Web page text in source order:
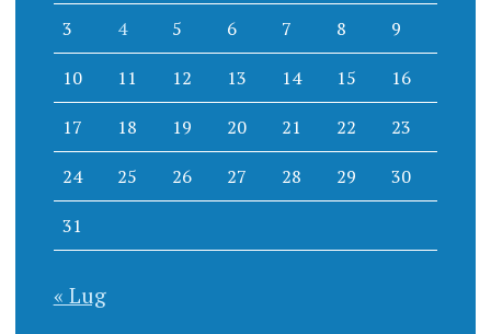
3 4 5 6 7 8 9
10 11 12 13 14 15 16
17 18 19 20 21 22 23
24 25 26 27 28 29 30
31
« Lug